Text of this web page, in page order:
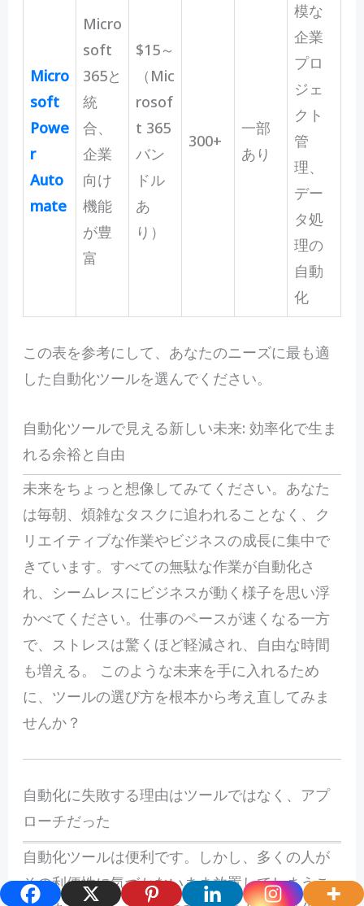
Micro
soft
Powe
r
Auto
mate
Micro
soft
365と
統
合、
企業
向け
機能
が豊
富
$15～
（Mic
rosof
t 365
バン
ドル
あ
り）
300+
一部
あり
模な
企業
プロ
ジェ
クト
管
理、
デー
タ処
理の
自動
化
この表を参考にして、あなたのニーズに最も適
した自動化ツールを選んでください。
自動化ツールで見える新しい未来: 効率化で生ま
れる余裕と自由
未来をちょっと想像してみてください。あなた
は毎朝、煩雑なタスクに追われることなく、ク
リエイティブな作業やビジネスの成長に集中で
きています。すべての無駄な作業が自動化さ
れ、シームレスにビジネスが動く様子を思い浮
かべてください。仕事のペースが速くなる一方
で、ストレスは驚くほど軽減され、自由な時間
も増える。 このような未来を手に入れるため
に、ツールの選び方を根本から考え直してみま
せんか？
自動化に失敗する理由はツールではなく、アプ
ローチだった
自動化ツールは便利です。しかし、多くの人が
その利便性に気づかないまま放置してしまうこ